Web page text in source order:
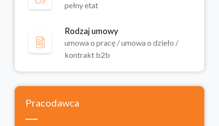
pełny etat
Rodzaj umowy
umowa o pracę / umowa o dzieło /
kontrakt b2b
Pracodawca